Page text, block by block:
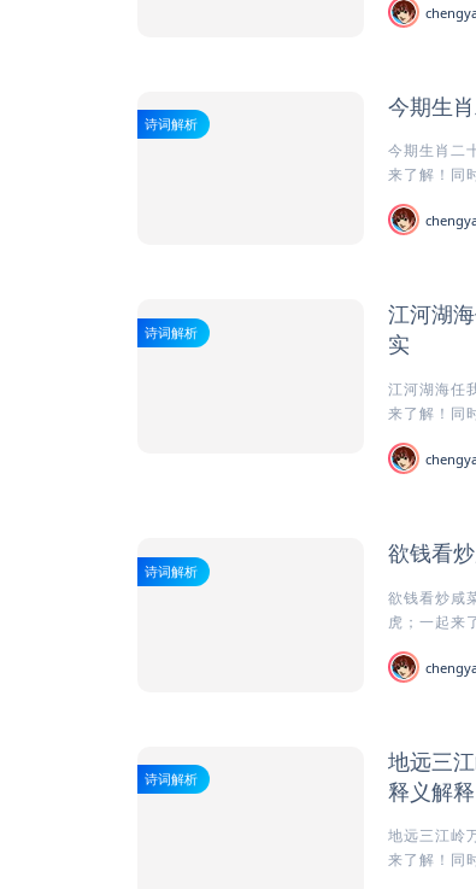
诗词解析
今期生
今期生肖二
来了解！同
诗词解析
江河湖
实
江河湖海任
来了解！同
诗词解析
欲钱看
欲钱看炒咸
虎；一起来
诗词解析
地远三
释义解释
地远三江岭
来了解！同